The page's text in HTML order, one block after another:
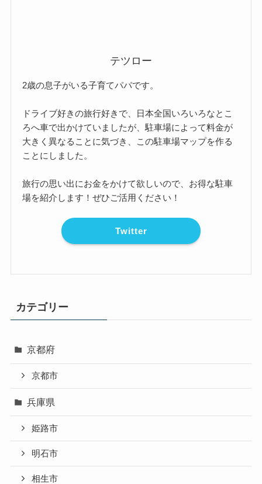
テツロー
2歳の息子がいる子育てパパです。
ドライブ好きの旅行好きで、日本全国いろいろなとこ
ろへ車で出かけていましたが、駐車場によって料金が
大きく異なることに気づき、この駐車場マップを作る
ことにしました。
旅行の思い出にお金をかけて欲しいので、お得な駐車
場を紹介します！ぜひご活用ください！
Twitter
カテゴリー
京都府
京都市
兵庫県
姫路市
明石市
相生市